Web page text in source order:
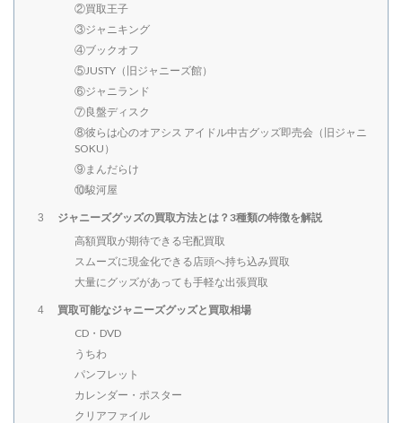
②買取王子
③ジャニキング
④ブックオフ
⑤JUSTY（旧ジャニーズ館）
⑥ジャニランド
⑦良盤ディスク
⑧彼らは心のオアシス アイドル中古グッズ即売会（旧ジャニ
SOKU）
⑨まんだらけ
⑩駿河屋
3
ジャニーズグッズの買取方法とは？3種類の特徴を解説
高額買取が期待できる宅配買取
スムーズに現金化できる店頭へ持ち込み買取
大量にグッズがあっても手軽な出張買取
4
買取可能なジャニーズグッズと買取相場
CD・DVD
うちわ
パンフレット
カレンダー・ポスター
クリアファイル